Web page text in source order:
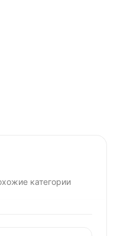
категории